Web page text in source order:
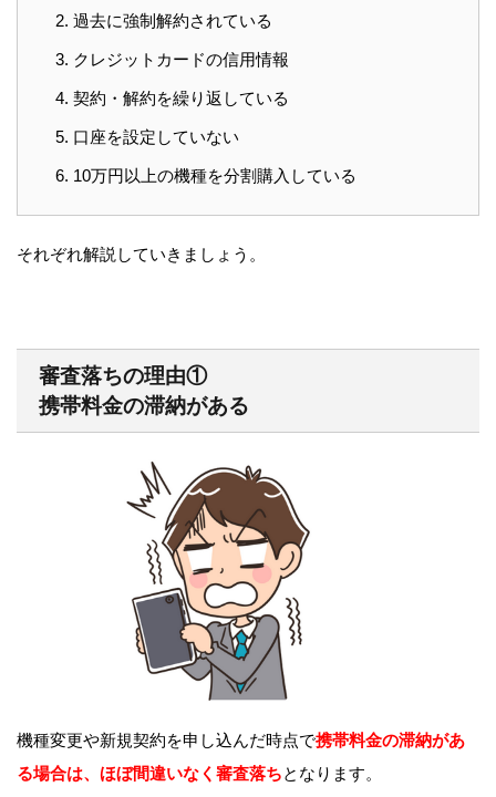
過去に強制解約されている
クレジットカードの信用情報
契約・解約を繰り返している
口座を設定していない
10万円以上の機種を分割購入している
それぞれ解説していきましょう。
審査落ちの理由①
携帯料金の滞納がある
機種変更や新規契約を申し込んだ時点で携帯料金の滞納があ
る場合は、ほぼ間違いなく審査落ちとなります。